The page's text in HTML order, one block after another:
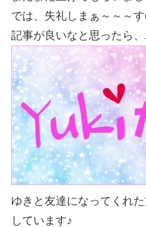
では、失礼しまぁ～～～
記事が良いなと思ったら
ゆきと友達になってくれた
しています♪